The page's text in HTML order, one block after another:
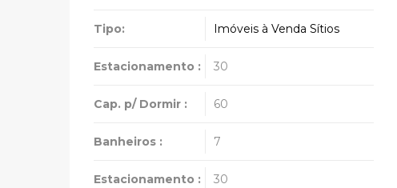
Tipo: Imóveis à Venda Sítios
Estacionamento : 30
Cap. p/ Dormir : 60
Banheiros : 7
Estacionamento : 30